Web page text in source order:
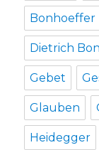
Bonhoeffer
Dietrich
Gebet
Glauben
Heidegger